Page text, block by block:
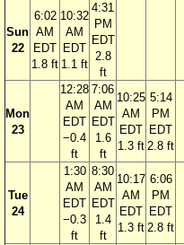
Sun
22
6:02
AM
EDT
1.8 ft
10:32
AM
EDT
1.1 ft
4:31
PM
EDT
2.8
ft
Mon
23
12:28
AM
EDT
−0.4
ft
7:06
AM
EDT
1.6
ft
10:25
AM
EDT
1.3 ft
5:14
PM
EDT
2.8 ft
Tue
24
1:30
AM
EDT
−0.3
ft
8:30
AM
EDT
1.4
ft
10:17
AM
EDT
1.3 ft
6:06
PM
EDT
2.8 ft